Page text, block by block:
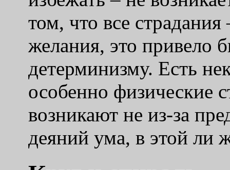
том, что все страдания
желания, это привело
детерминизму. Есть
особенно физические
возникают не из-за
деяний ума, в этой ли